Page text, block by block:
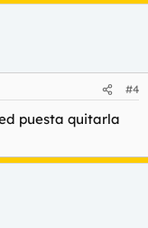
#4
puesta quitarla